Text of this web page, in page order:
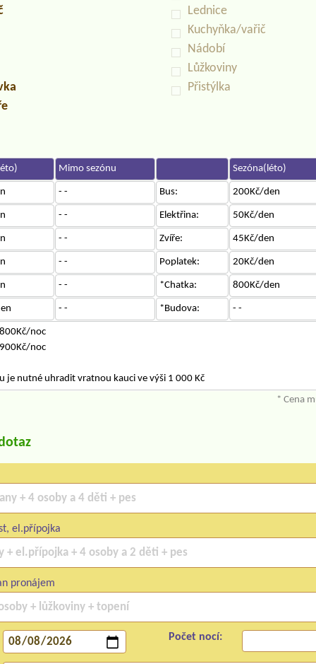
Lednice
Kuchyňka/vařič
Nádobí
Lůžkoviny
Přistýlka
Mimo sezónu Sezóna(léto)
- - Bus: 200Kč/den
- - Elektřina: 50Kč/den
- - Zvíře: 45Kč/den
- - Poplatek: 20Kč/den
- - *Chatka: 800Kč/den
- - *Budova: - -
noc
noc
je nutné uhradit vratnou kauci ve výši 1 000 Kč
* Cena
el.přípojka
pronájem
Počet nocí: